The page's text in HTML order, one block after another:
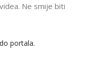
Ne smije biti
portala.